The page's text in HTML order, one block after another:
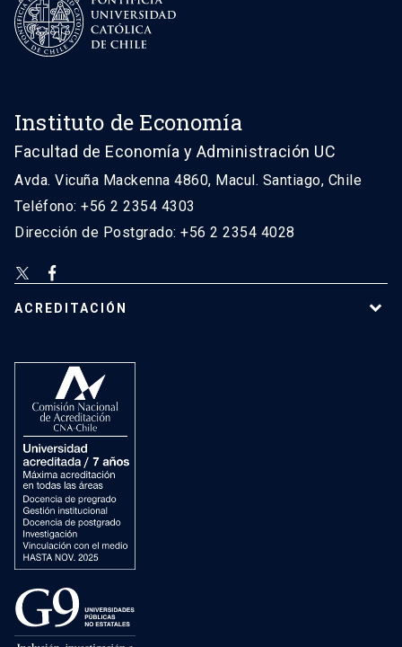
Instituto de Economía
Facultad de Economía y Administración UC
Avda. Vicuña Mackenna 4860, Macul. Santiago, Chile
Teléfono: +56 2 2354 4303
Dirección de Postgrado: +56 2 2354 4028
ACREDITACIÓN